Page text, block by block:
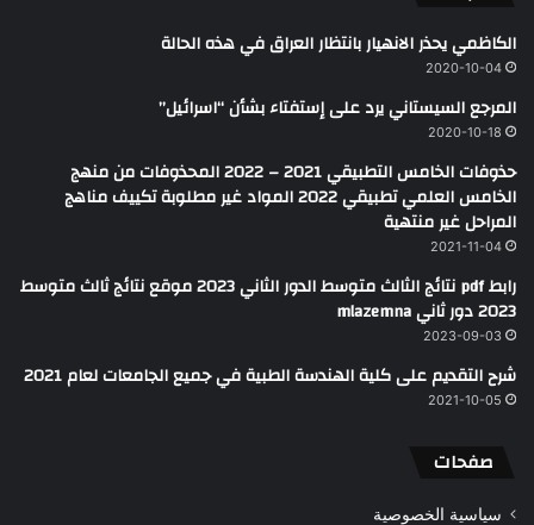
الكاظمي يحذر الانهيار بانتظار العراق في هذه الحالة
2020-10-04
المرجع السيستاني يرد على إستفتاء بشأن “اسرائيل”
2020-10-18
حذوفات الخامس التطبيقي 2021 – 2022 المحذوفات من منهج
الخامس العلمي تطبيقي 2022 المواد غير مطلوبة تكييف مناهج
المراحل غير منتهية
2021-11-04
رابط pdf نتائج الثالث متوسط الدور الثاني 2023 موقع نتائج ثالث متوسط
2023 دور ثاني mlazemna
2023-09-03
شرح التقديم على كلية الهندسة الطبية في جميع الجامعات لعام 2021
2021-10-05
صفحات
سياسية الخصوصية